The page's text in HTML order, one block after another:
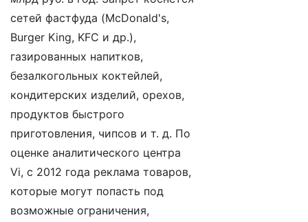
сетей фастфуда (McDonald's,
Burger King, KFC и др.),
газированных напитков,
безалкогольных коктейлей,
кондитерских изделий, орехов,
продуктов быстрого
приготовления, чипсов и т. д. По
оценке аналитического центра
Vi, с 2012 года реклама товаров,
которые могут попасть под
возможные ограничения,